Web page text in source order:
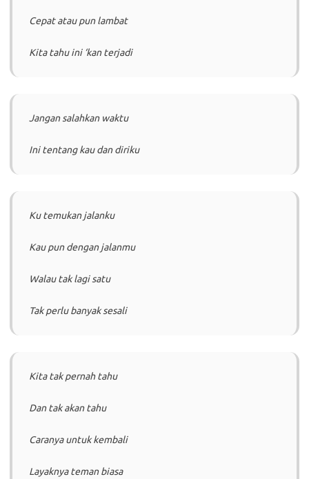
Cepat atau pun lambat
Kita tahu ini ‘kan terjadi
Jangan salahkan waktu
Ini tentang kau dan diriku
Ku temukan jalanku
Kau pun dengan jalanmu
Walau tak lagi satu
Tak perlu banyak sesali
Kita tak pernah tahu
Dan tak akan tahu
Caranya untuk kembali
Layaknya teman biasa